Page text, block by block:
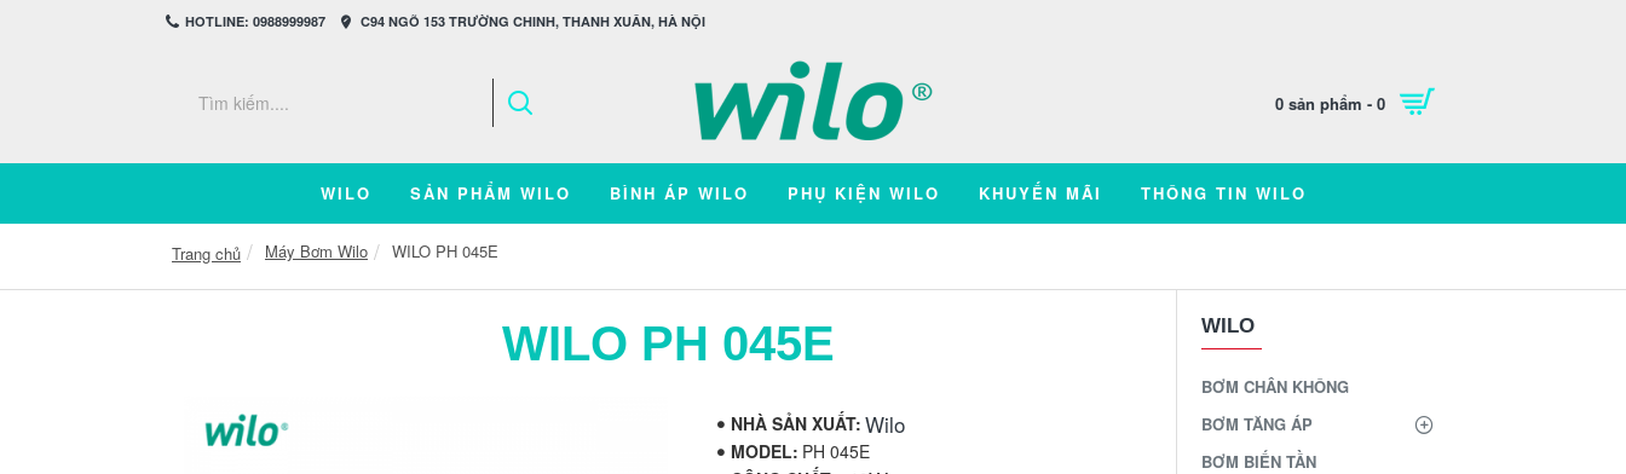
HOTLINE: 0988999987 C94 NGÕ 153 TRƯỜNG CHINH, THANH XUÂN, HÀ NỘI
0 sản phẩm - 0
WILO SẢN PHẨM WILO BÌNH ÁP WILO PHỤ KIỆN WILO KHUYẾN MÃI THÔNG TIN WILO
Trang chủ Máy Bơm Wilo WILO PH 045E
WILO PH 045E
NHÀ SẢN XUẤT: Wilo
MODEL: PH 045E
WILO
BƠM CHÂN KHÔNG
BƠM TĂNG ÁP
BƠM BIẾN TẦN